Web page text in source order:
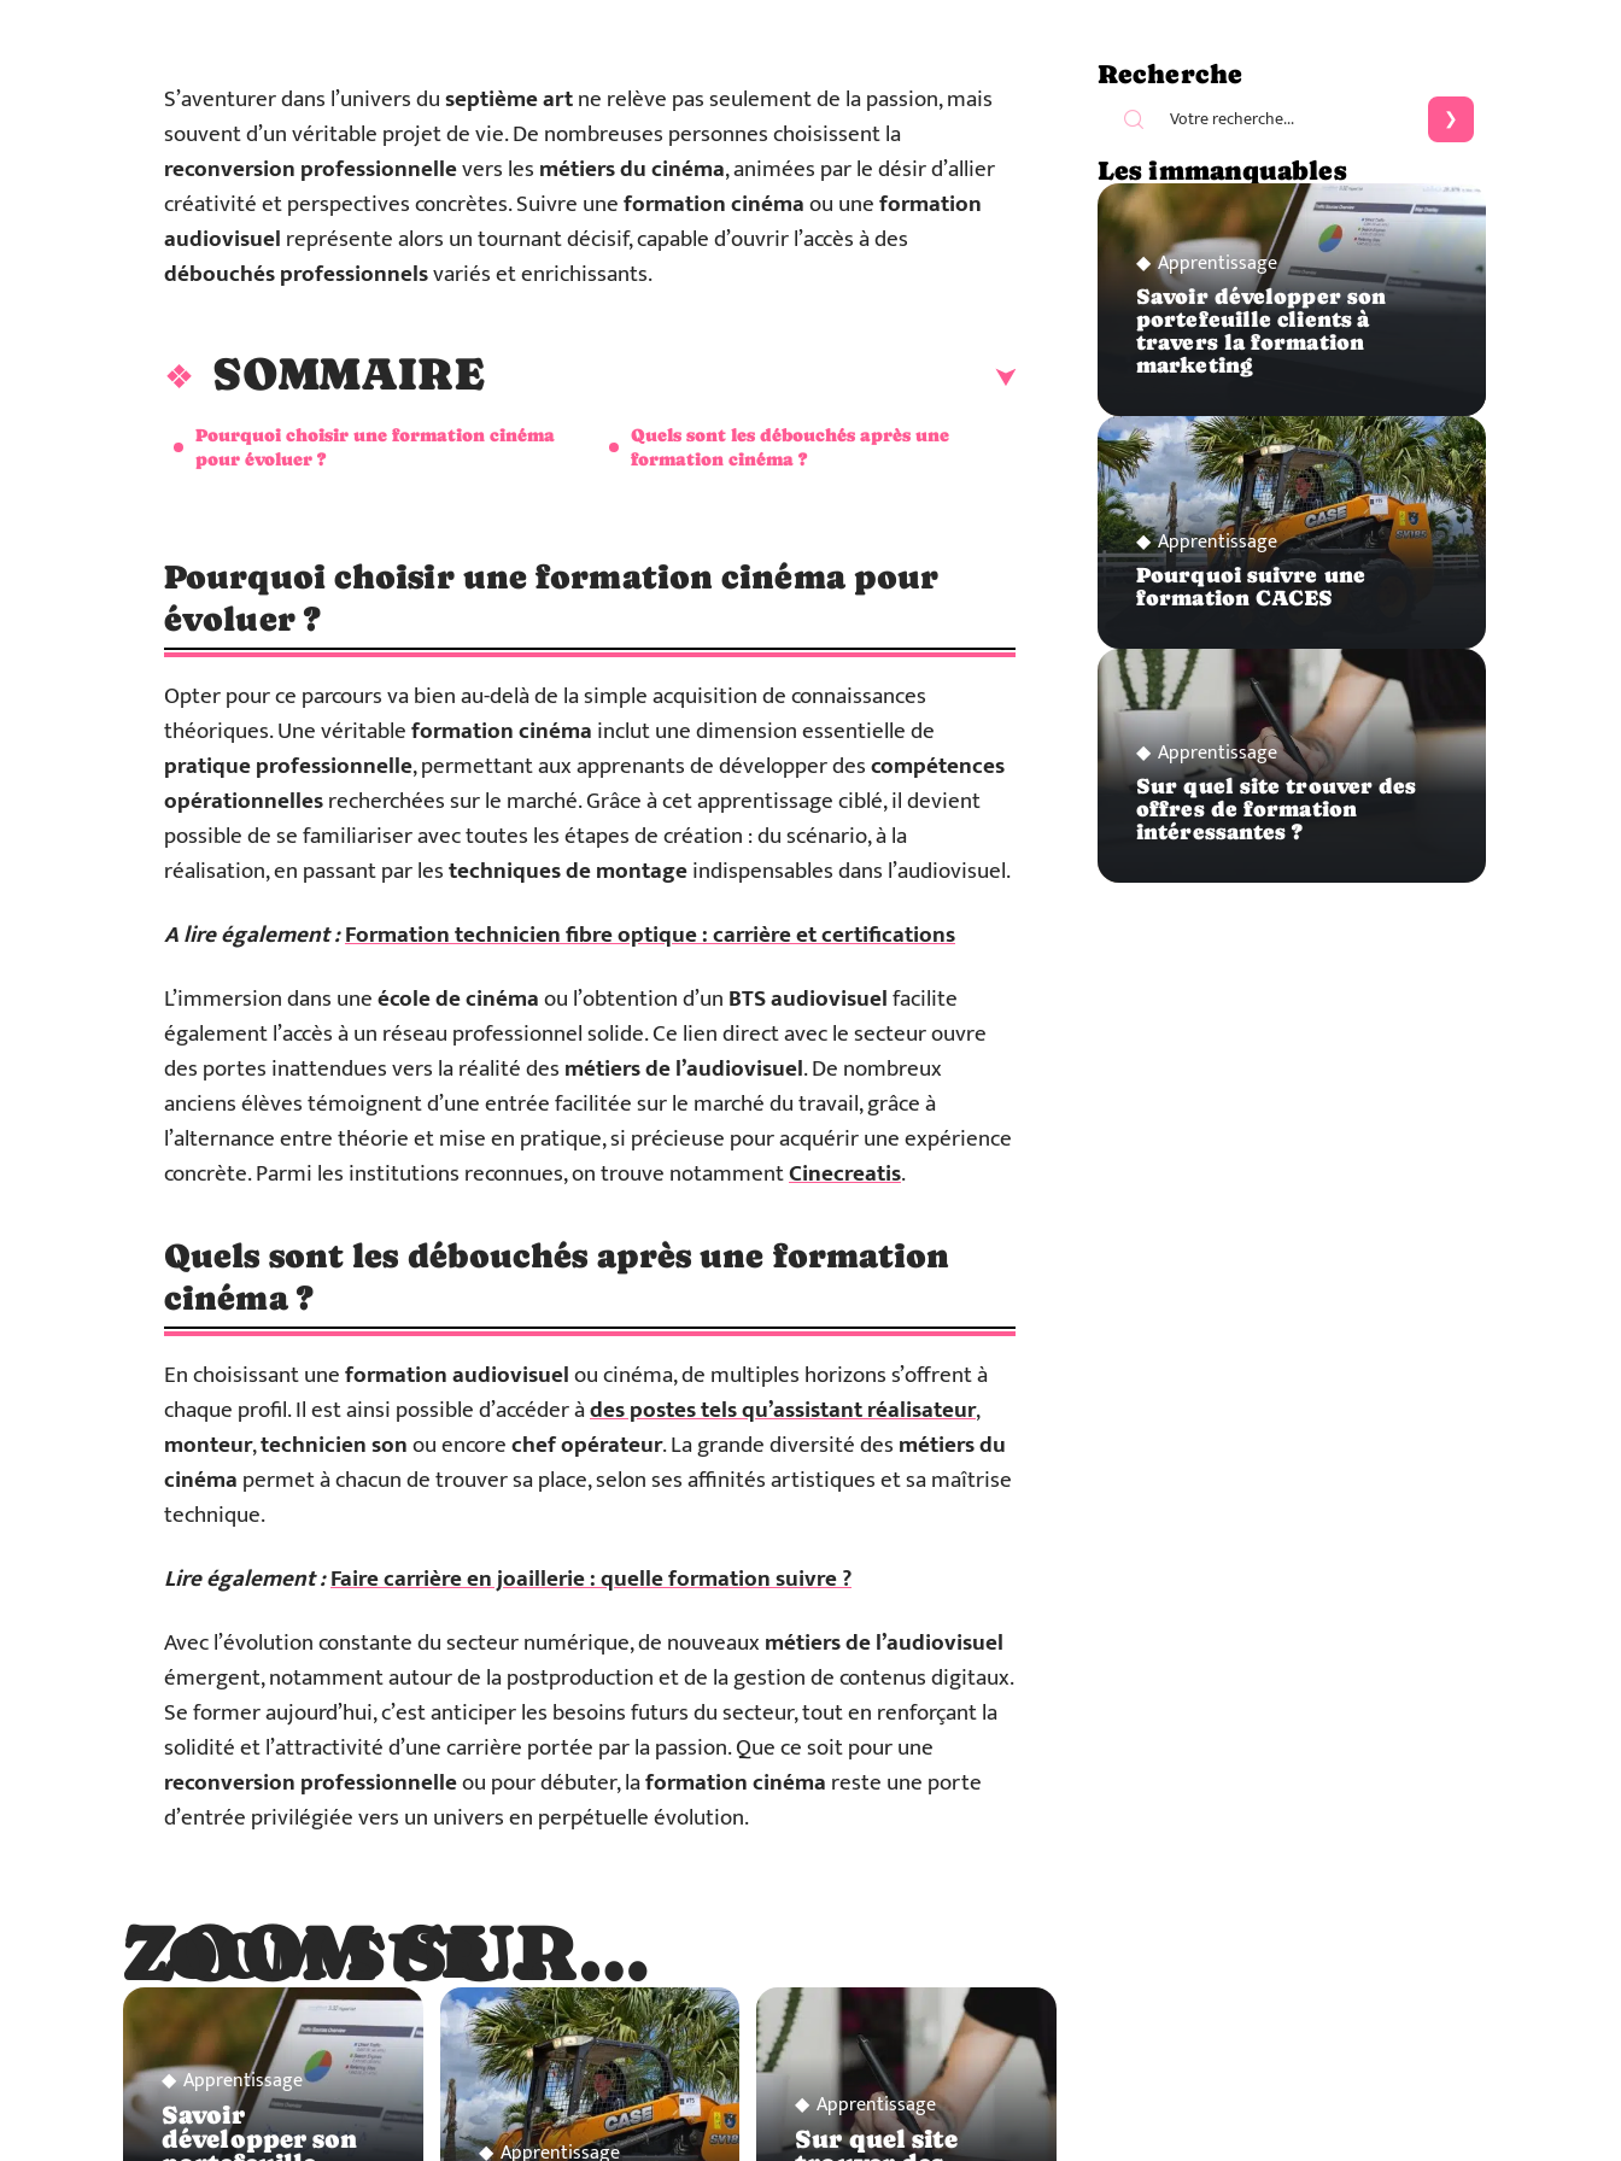
S’aventurer dans l’univers duseptième artne relève pas seulement de la passion, mais
souvent d’un véritable projet de vie. De nombreuses personnes choisissent la
reconversion professionnellevers lesmétiers du cinéma, animées par le désir d’allier
créativité et perspectives concrètes. Suivre uneformation cinémaou uneformation
audiovisuelreprésente alors un tournant décisif, capable d’ouvrir l’accès à des
débouchés professionnelsvariés et enrichissants.
SOMMAIRE
Pourquoi choisir une formation cinéma
pour évoluer ?
Quels sont les débouchés après une
formation cinéma ?
Pourquoi choisir une formation cinéma pour
évoluer ?
Opter pour ce parcours va bien au-delà de la simple acquisition de connaissances
théoriques. Une véritableformation cinémainclut une dimension essentielle de
pratique professionnelle, permettant aux apprenants de développer descompétences
opérationnellesrecherchées sur le marché. Grâce à cet apprentissage ciblé, il devient
possible de se familiariser avec toutes les étapes de création : du scénario, à la
réalisation, en passant par lestechniques de montageindispensables dans l’audiovisuel.
A lire également :Formation technicien fibre optique : carrière et certifications
L’immersion dans uneécole de cinémaou l’obtention d’unBTS audiovisuelfacilite
également l’accès à un réseau professionnel solide. Ce lien direct avec le secteur ouvre
des portes inattendues vers la réalité desmétiers de l’audiovisuel. De nombreux
anciens élèves témoignent d’une entrée facilitée sur le marché du travail, grâce à
l’alternance entre théorie et mise en pratique, si précieuse pour acquérir une expérience
concrète. Parmi les institutions reconnues, on trouve notammentCinecreatis.
Quels sont les débouchés après une formation
cinéma ?
En choisissant uneformation audiovisuelou cinéma, de multiples horizons s’offrent à
chaque profil. Il est ainsi possible d’accéder àdes postes tels qu’assistant réalisateur,
monteur,technicien sonou encorechef opérateur. La grande diversité desmétiers du
cinémapermet à chacun de trouver sa place, selon ses affinités artistiques et sa maîtrise
technique.
Lire également :Faire carrière en joaillerie : quelle formation suivre ?
Avec l’évolution constante du secteur numérique, de nouveauxmétiers de l’audiovisuel
émergent, notamment autour de la postproduction et de la gestion de contenus digitaux.
Se former aujourd’hui, c’est anticiper les besoins futurs du secteur, tout en renforçant la
solidité et l’attractivité d’une carrière portée par la passion. Que ce soit pour une
reconversion professionnelleou pour débuter, laformation cinémareste une porte
d’entrée privilégiée vers un univers en perpétuelle évolution.
ZOOM SUR…
ZOOM SUR…
Apprentissage
Savoir
développer son
Apprentissage
Apprentissage
Sur quel site
Recherche
Les immanquables
Apprentissage
Savoir développer son
portefeuille clients à
travers la formation
marketing
Apprentissage
Pourquoi suivre une
formation CACES
Apprentissage
Sur quel site trouver des
offres de formation
intéressantes ?